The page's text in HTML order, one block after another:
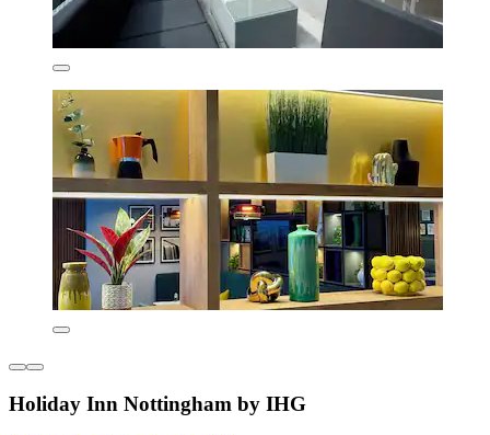
Holiday Inn Nottingham by IHG